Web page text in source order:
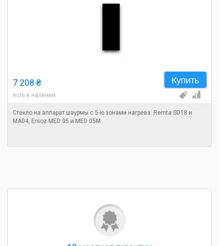
Купить
7 208 ₴
есть в наличии
Стекло на аппарат шаурмы с 5-ю зонами нагрева: Remta SD18 и
MA04, Ersoz MED 05 и MED 05M